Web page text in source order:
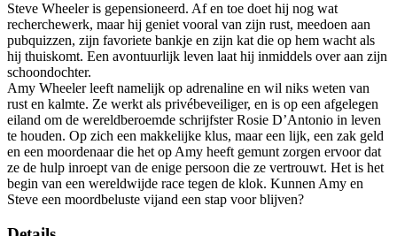
Steve Wheeler is gepensioneerd. Af en toe doet hij nog wat
recherchewerk, maar hij geniet vooral van zijn rust, meedoen aan
pubquizzen, zijn favoriete bankje en zijn kat die op hem wacht als
hij thuiskomt. Een avontuurlijk leven laat hij inmiddels over aan zijn
schoondochter.
Amy Wheeler leeft namelijk op adrenaline en wil niks weten van
rust en kalmte. Ze werkt als privébeveiliger, en is op een afgelegen
eiland om de wereldberoemde schrijfster Rosie D’Antonio in leven
te houden. Op zich een makkelijke klus, maar een lijk, een zak geld
en een moordenaar die het op Amy heeft gemunt zorgen ervoor dat
ze de hulp inroept van de enige persoon die ze vertrouwt. Het is het
begin van een wereldwijde race tegen de klok. Kunnen Amy en
Steve een moordbeluste vijand een stap voor blijven?